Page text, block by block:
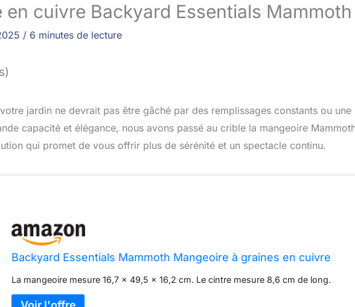
en cuivre Backyard Essentials Mammoth
/ 6 minutes de lecture
jardin ne devrait pas être gâché par des remplissages constants ou une
capacité et élégance, nous avons passé au crible la mangeoire
qui promet de vous offrir plus de sérénité et un spectacle continu.
Backyard Essentials Mammoth Mangeoire à graines en cuivre
La mangeoire mesure 16,7 x 49,5 x 16,2 cm. Le cintre mesure 8,6 cm de long.